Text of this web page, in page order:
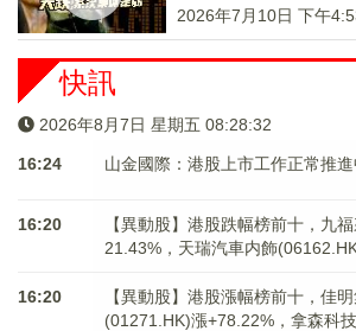
2026年7月10日 下午
快訊
2026年8月7日 星期五 08:28:33
16:24 山金國際：港股上市工作正常推進
16:20
【異動股】港股跌幅榜前十，九
21.43%，天瑞汽車内飾
16:20
【異動股】港股漲幅榜前十，佳
(01271.HK)漲+78.22%，拿森科